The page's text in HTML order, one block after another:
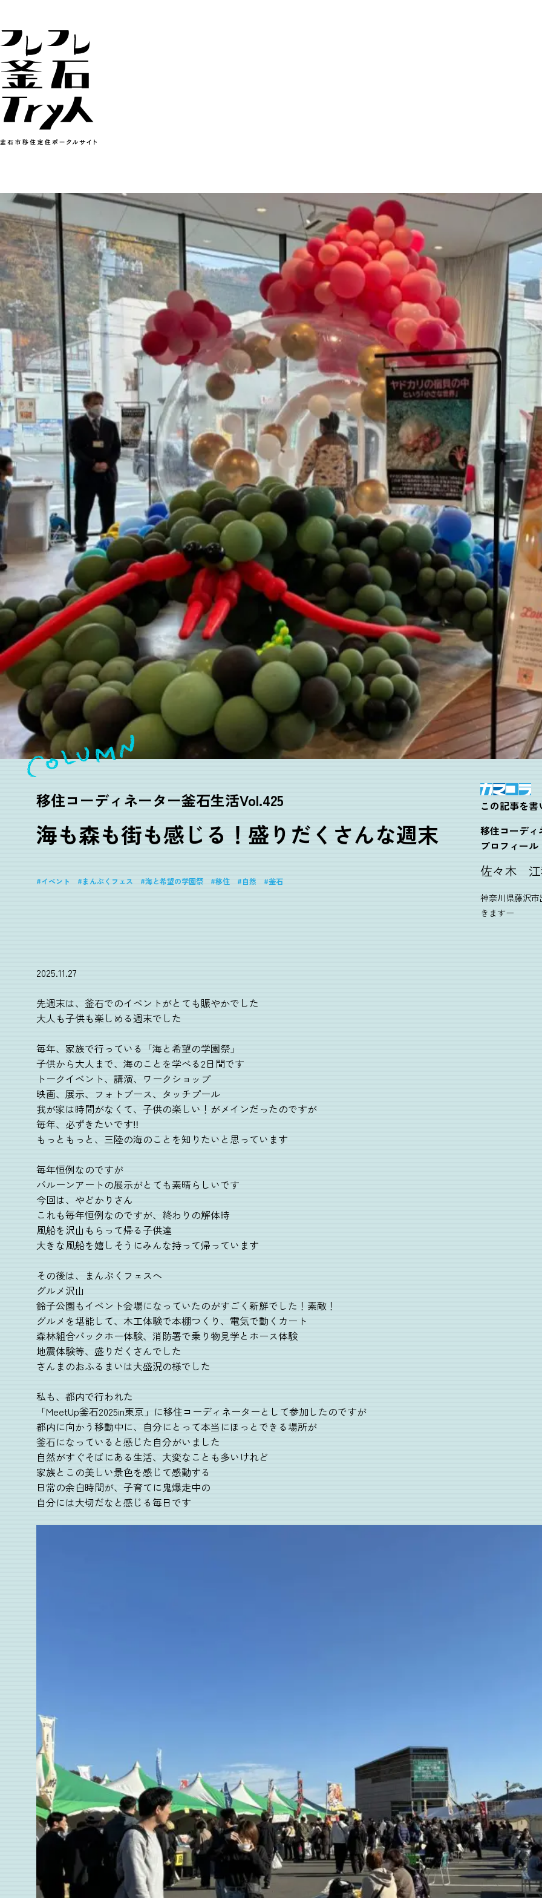
移住コーディネーター釜石生活Vol.425
海も森も街も感じる！盛りだくさんな週末
イベント まんぷくフェス 海と希望の学園祭 移住 自然 釜石
この記事を書
移住コーディ
プロフィール
佐々木
神奈川県藤沢
きますー
2025.11.27
先週末は、釜石でのイベントがとても賑やかでした
大人も子供も楽しめる週末でした
毎年、家族で行っている「海と希望の学園祭」
子供から大人まで、海のことを学べる2日間です
トークイベント、講演、ワークショップ
映画、展示、フォトブース、タッチプール
我が家は時間がなくて、子供の楽しい！がメインだったのですが
毎年、必ずきたいです‼️
もっともっと、三陸の海のことを知りたいと思っています
毎年恒例なのですが
バルーンアートの展示がとても素晴らしいです
今回は、やどかりさん
これも毎年恒例なのですが、終わりの解体時
風船を沢山もらって帰る子供達
大きな風船を嬉しそうにみんな持って帰っています
その後は、まんぷくフェスへ
グルメ沢山
鈴子公園もイベント会場になっていたのがすごく新鮮でした！素敵！
グルメを堪能して、木工体験で本棚つくり、電気で動くカート
森林組合バックホー体験、消防署で乗り物見学とホース体験
地震体験等、盛りだくさんでした
さんまのおふるまいは大盛況の様でした
私も、都内で行われた
「MeetUp釜石2025in東京」に移住コーディネーターとして参加したのですが
都内に向かう移動中に、自分にとって本当にほっとできる場所が
釜石になっていると感じた自分がいました
自然がすぐそばにある生活、大変なことも多いけれど
家族とこの美しい景色を感じて感動する
日常の余白時間が、子育てに鬼爆走中の
自分には大切だなと感じる毎日です